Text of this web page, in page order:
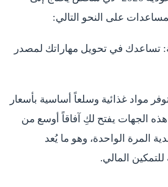
على النحو التالي:
تساعدك في تحويل مهاراتك لمصدر
توفر مواد غذائية وسلعاً أساسية بأسعار
الجهات يفتح لكِ آفاقاً أوسع من
المرة الواحدة، وهو ما يُعد
المالي.